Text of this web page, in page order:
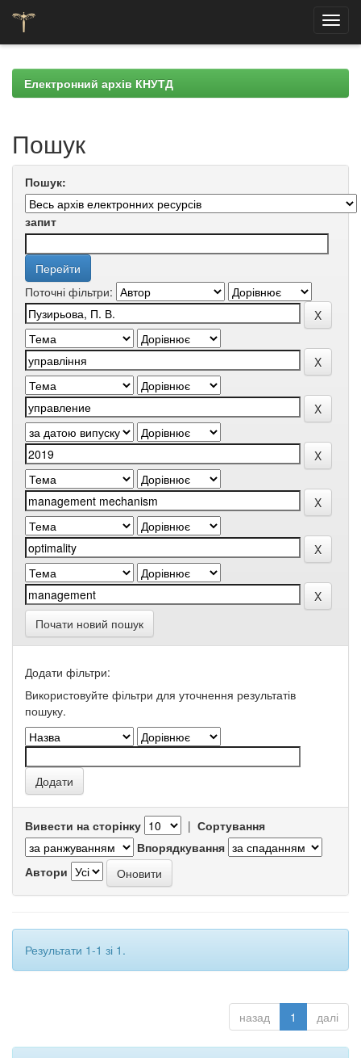
navigationЕлектронний архів КНУТД
Пошук
Пошук:
запит
Поточні фільтри:
Почати новий пошук
Додати фільтри:
Використовуйте фільтри для уточнення результатів
пошуку.
Вивести на сторінку | Сортування
Впорядкування
Автори
Результати 1-1 зі 1.
назад 1 далі